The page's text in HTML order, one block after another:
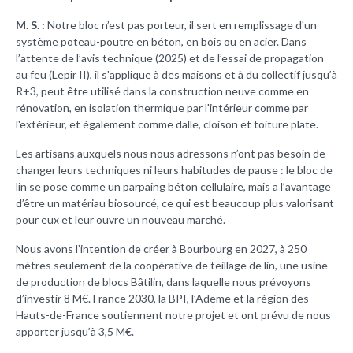
M. S. : Notre bloc n’est pas porteur, il sert en remplissage d'un
système poteau-poutre en béton, en bois ou en acier. Dans
l’attente de l’avis technique (2025) et de l’essai de propagation
au feu (Lepir II), il s'applique à des maisons et à du collectif jusqu’à
R+3, peut être utilisé dans la construction neuve comme en
rénovation, en isolation thermique par l'intérieur comme par
l'extérieur, et également comme dalle, cloison et toiture plate.
Les artisans auxquels nous nous adressons n’ont pas besoin de
changer leurs techniques ni leurs habitudes de pause : le bloc de
lin se pose comme un parpaing béton cellulaire, mais a l’avantage
d’être un matériau biosourcé, ce qui est beaucoup plus valorisant
pour eux et leur ouvre un nouveau marché.
Nous avons l’intention de créer à Bourbourg en 2027, à 250
mètres seulement de la coopérative de teillage de lin, une usine
de production de blocs Bâtilin, dans laquelle nous prévoyons
d’investir 8 M€. France 2030, la BPI, l’Ademe et la région des
Hauts-de-France soutiennent notre projet et ont prévu de nous
apporter jusqu’à 3,5 M€.